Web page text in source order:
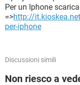
Per un Iphone
=>http://
per-iphone
Discussioni simili
Non riesco a